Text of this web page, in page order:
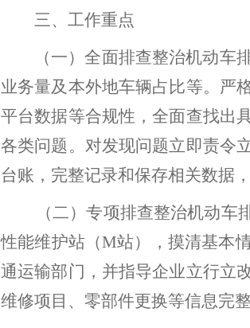
三、工作重点
（一）全面排查整治机动车
业务量及本外地车辆占比等。严
平台数据等合规性 ，全面查找出
各类问题 。 对发现问题立即责令
台账 ， 完整记录和保存相关数据
（二）专项排查整治机动车
性能维护站（M站） ， 摸清基本
通运输部门 ， 并指导企业立行立
维修项目、零部件更换等信息完